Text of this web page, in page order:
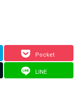
Pocket
LINE